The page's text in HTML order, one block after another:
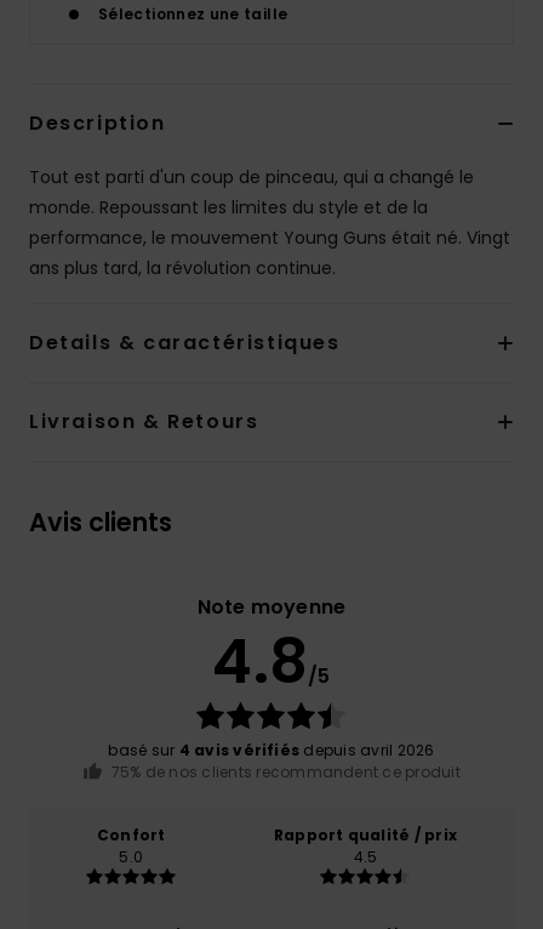
Sélectionnez une taille
Description
Tout est parti d'un coup de pinceau, qui a changé le
monde. Repoussant les limites du style et de la
performance, le mouvement Young Guns était né. Vingt
ans plus tard, la révolution continue.
Details & caractéristiques
Livraison & Retours
Avis clients
Note moyenne
4.8/5
basé sur 4 avis vérifiés depuis avril 2026
75% de nos clients recommandent ce produit
Confort
5.0
Rapport qualité / prix
4.5